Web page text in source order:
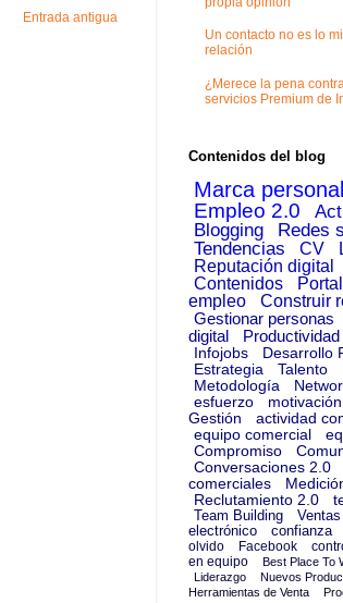
Entrada antigua
Un contacto no es lo
relación
¿Merece la pena
servicios Premium de
Contenidos del blog
Marca personal
Empleo 2.0
Blogging
Redes
Tendencias
CV
Reputación digital
Contenidos
empleo
Construir
Gestionar personas
digital
Productividad
Infojobs
Desarrollo
Estrategia
Talento
Metodología
esfuerzo
motivación
Gestión
actividad
equipo comercial
Compromiso
Conversaciones 2.0
comerciales
Reclutamiento 2.0
Team Building Ventas
electrónico
confianza
olvido
Facebook
en equipo
Best Place To
Liderazgo
Nuevos
Herramientas de Venta